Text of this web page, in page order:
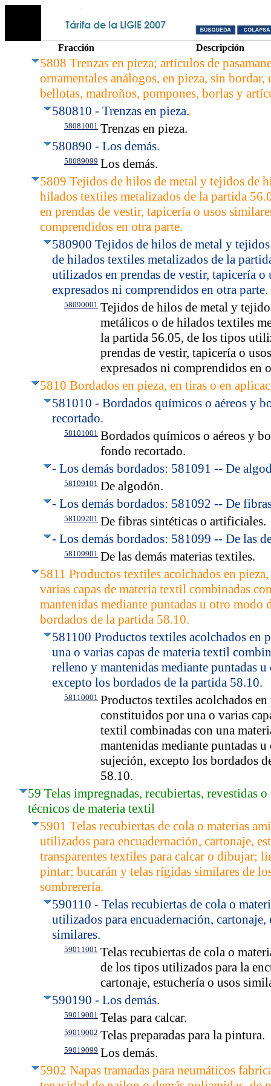
Fracción Descripción
5808 Trenzas en pieza; artículos de
ornamentales análogos, en pieza, sin
bellotas, madroños, pompones, borlas y
580810 - Trenzas en pieza.
58081001 Trenzas en pieza.
580890 - Los demás.
58089099 Los demás.
5809 Tejidos de hilos de metal y tejidos de
hilados textiles metalizados de la partida
en prendas de vestir, tapicería o usos
comprendidos en otra parte.
580900 Tejidos de hilos de metal y
de hilados textiles metalizados de la
utilizados en prendas de vestir, tapicería o
expresados ni comprendidos en otra parte.
58090001 Tejidos de hilos de metal y
metálicos o de hilados textiles
la partida 56.05, de los tipos
prendas de vestir, tapicería o
expresados ni comprendidos en
5810 Bordados en pieza, en tiras o en
581010 - Bordados químicos o aéreos y
recortado.
58101001 Bordados químicos o aéreos y
fondo recortado.
- Los demás bordados: 581091 -- De
58109101 De algodón.
- Los demás bordados: 581092 -- De
58109201 De fibras sintéticas o artificiales.
- Los demás bordados: 581099 -- De las
58109901 De las demás materias textiles.
5811 Productos textiles acolchados en
varias capas de materia textil combinadas
mantenidas mediante puntadas u otro modo
bordados de la partida 58.10.
581100 Productos textiles acolchados en
una o varias capas de materia textil
relleno y mantenidas mediante puntadas
excepto los bordados de la partida 58.10.
58110001 Productos textiles acolchados en
constituidos por una o varias
textil combinadas con una
mantenidas mediante puntadas
sujeción, excepto los bordados
58.10.
59 Telas impregnadas, recubiertas, revestidas
técnicos de materia textil
5901 Telas recubiertas de cola o materias
utilizados para encuadernación, cartonaje,
transparentes textiles para calcar o dibujar;
pintar; bucarán y telas rígidas similares de
sombrerería.
590110 - Telas recubiertas de cola o
utilizados para encuadernación, cartonaje,
similares.
59011001 Telas recubiertas de cola o
de los tipos utilizados para la
cartonaje, estuchería o usos
590190 - Los demás.
59019001 Telas para calcar.
59019002 Telas preparadas para la pintura.
59019099 Los demás.
5902 Napas tramadas para neumáticos